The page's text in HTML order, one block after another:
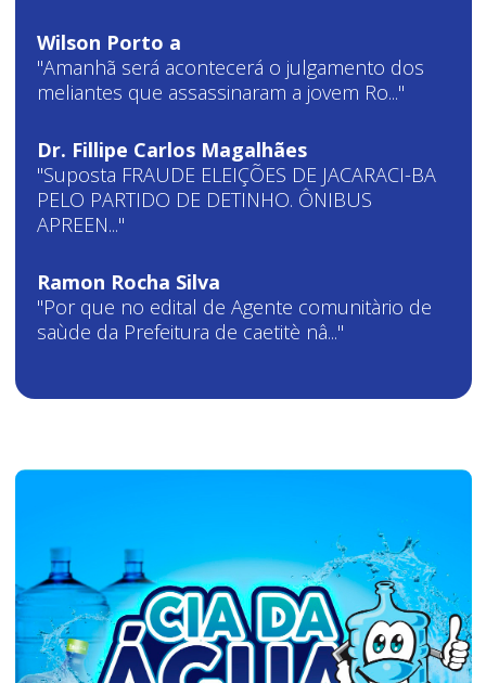
Wilson Porto a
"Amanhã será acontecerá o julgamento dos
meliantes que assassinaram a jovem Ro..."
Dr. Fillipe Carlos Magalhães
"Suposta FRAUDE ELEIÇÕES DE JACARACI-BA
PELO PARTIDO DE DETINHO. ÔNIBUS
APREEN..."
Ramon Rocha Silva
"Por que no edital de Agente comunitàrio de
saùde da Prefeitura de caetitè nâ..."